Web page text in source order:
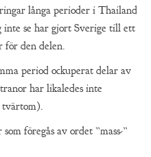
långa perioder i Thailand
inte se har gjort Sverige till ett
den delen.
period ockuperat delar av
har likaledes inte
tvärtom).
föregås av ordet ”mass-”